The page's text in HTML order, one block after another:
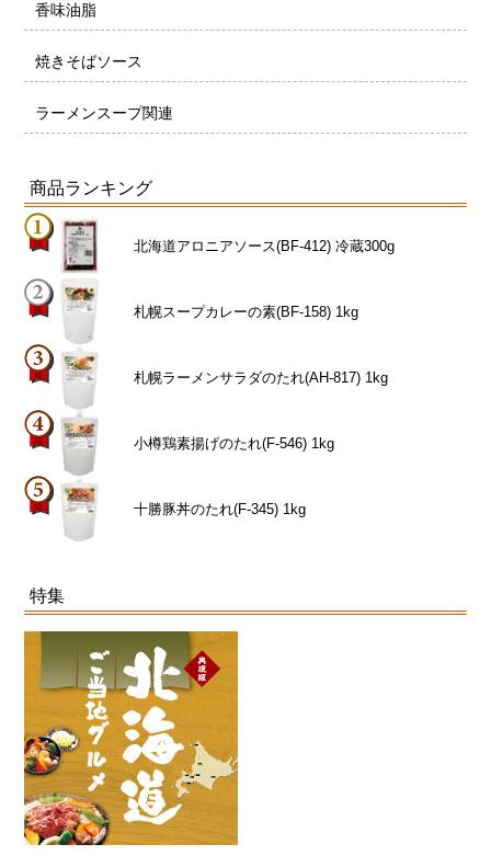
香味油脂
焼きそばソース
ラーメンスープ関連
商品ランキング
北海道アロニアソース(BF-412) 冷蔵300g
札幌スープカレーの素(BF-158) 1kg
札幌ラーメンサラダのたれ(AH-817) 1kg
小樽鶏素揚げのたれ(F-546) 1kg
十勝豚丼のたれ(F-345) 1kg
特集